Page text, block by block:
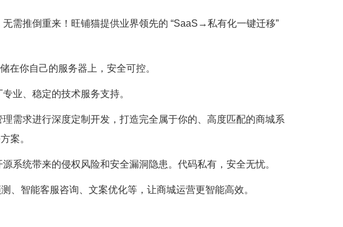
需推倒重来！旺铺猫提供业界领先的 “SaaS→私有化一键迁移”
在你自己的服务器上，安全可控。
业、稳定的技术服务支持。
需求进行深度定制开发，打造完全属于你的、高度匹配的商城系
案。
系统带来的侵权风险和安全漏洞隐患。代码私有，安全无忧。
、智能客服咨询、文案优化等，让商城运营更智能高效。